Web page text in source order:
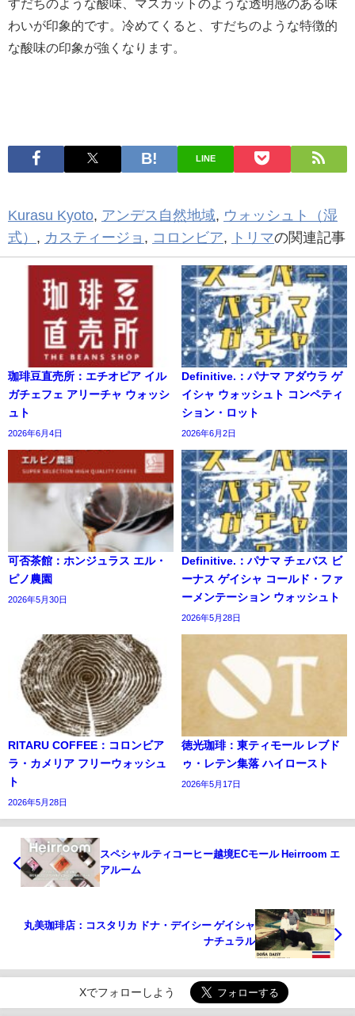
すだちのような酸味、マスカットのような透明感のある味
わいが印象的です。冷めてくると、すだちのような特徴的
な酸味の印象が強くなります。
LINE
Kurasu Kyoto, アンデス自然地域, ウォッシュト（湿
式） , カスティージョ , コロンビア, トリマの関連記事
珈琲豆直売所：エチオピア イル
ガチェフェ アリーチャ ウォッシ
ュト
2026年6月4日
Definitive.：パナマ アダウラ ゲ
イシャ ウォッシュト コンペティ
ション・ロット
2026年6月2日
可否茶館：ホンジュラス エル・
ピノ農園
2026年5月30日
Definitive.：パナマ チェバス ビ
ーナス ゲイシャ コールド・ファ
ーメンテーション ウォッシュト
2026年5月28日
RITARU COFFEE：コロンビア
ラ・カメリア フリーウォッシュ
ト
2026年5月28日
徳光珈琲：東ティモール レブド
ゥ・レテン集落 ハイロースト
2026年5月17日
スペシャルティコーヒー越境ECモール Heirroom エ
アルーム
丸美珈琲店：コスタリカ ドナ・デイシー ゲイシャ
ナチュラル
Xでフォローしよう